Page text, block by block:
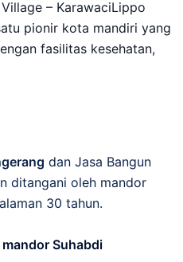
– KarawaciLippo
pionir kota mandiri yang
fasilitas kesehatan,
dan Jasa Bangun
ditangani oleh mandor
30 tahun.
Suhabdi